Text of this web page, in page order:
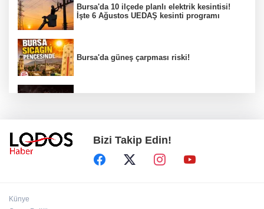
Bursa'da 10 ilçede planlı elektrik kesintisi!
İşte 6 Ağustos UEDAŞ kesinti programı
Bursa'da güneş çarpması riski!
Erdoğan: Terör tehdidinden kalıcı olarak
kurtulacağız
Bizi Takip Edin!
Künye